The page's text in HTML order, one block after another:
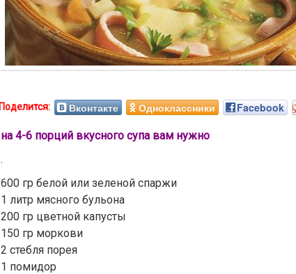
Вконтакте Одноклассники Facebook
на 4-6 порций вкусного супа вам нужно
.
600 гр белой или зеленой спаржи
1 литр мясного бульона
200 гр цветной капусты
150 гр моркови
2 стебля порея
1 помидор